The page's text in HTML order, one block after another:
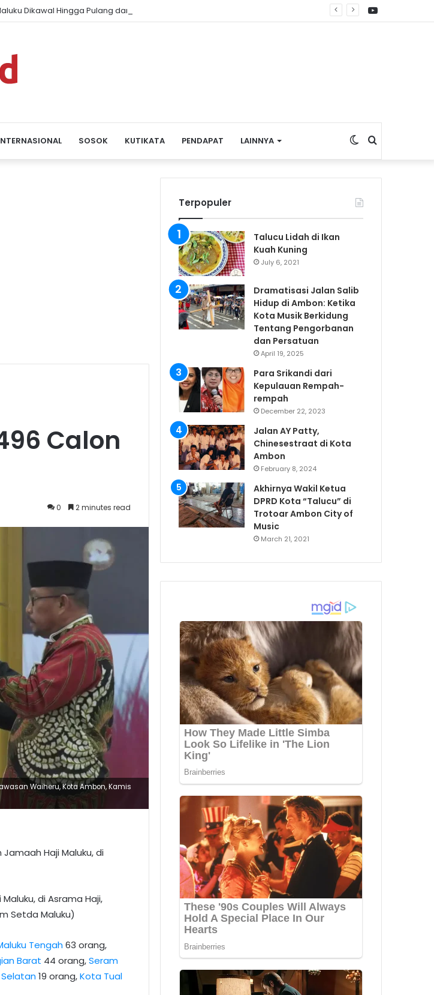
Dikawal Hingga Pulang dari Jambore Nasional
SOSOK KUTIKATA PENDAPAT LAINNYA Search
for
Switch
skin
Calon
0 2 minutes read
Waiheru, Kota Ambon, Kamis
Haji Maluku, di
di Asrama Haji,
Setda Maluku)
Tengah63 orang,
Barat 44 orang,Seram
Selatan19 orang,Kota Tual
Terpopuler
Talucu Lidah di Ikan
Kuah Kuning
July 6, 2021
Dramatisasi Jalan Salib
Hidup di Ambon: Ketika
Kota Musik Berkidung
Tentang Pengorbanan
dan Persatuan
April 19, 2025
Para Srikandi dari
Kepulauan Rempah-
rempah
December 22, 2023
Jalan AY Patty,
Chinesestraat di Kota
Ambon
February 8, 2024
Akhirnya Wakil Ketua
DPRD Kota “Talucu” di
Trotoar Ambon City of
Music
March 21, 2021